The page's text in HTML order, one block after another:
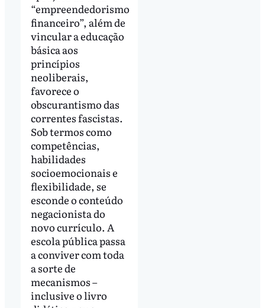
“empreendedorismo
financeiro”, além de
vincular a educação
básica aos
princípios
neoliberais,
favorece o
obscurantismo das
correntes fascistas.
Sob termos como
competências,
habilidades
socioemocionais e
flexibilidade, se
esconde o conteúdo
negacionista do
novo currículo. A
escola pública passa
a conviver com toda
a sorte de
mecanismos –
inclusive o livro